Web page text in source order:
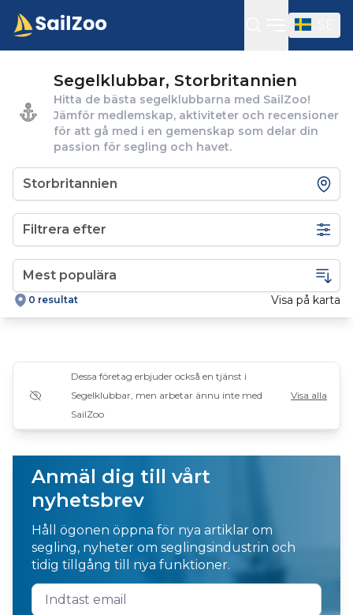
Öppna
Segelklubbar, Storbritannien
Hitta de bästa segelklubbarna med SailZoo!
Jämför medlemskap, aktiviteter och recensioner
för att gå med i en gemenskap som delar din
passion för segling och havet.
Filtrera efter
0 resultat Visa på karta
Dessa företag erbjuder också en tjänst i
Segelklubbar, men arbetar ännu inte med
SailZoo
Visa alla
Anmäl dig till vårt
nyhetsbrev
Håll ögonen öppna för nya artiklar om
segling, nyheter om seglingsindustrin och
tidig tillgång till nya funktioner.